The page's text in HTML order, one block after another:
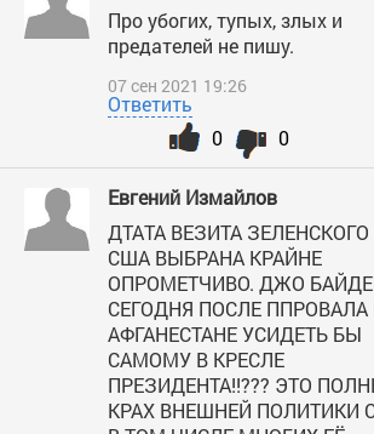
Про убогих, тупых, злых и
предателей не пишу.
07 сен 2021 19:26
Ответить
0
0
Евгений Измайлов
ДТАТА ВЕЗИТА ЗЕЛЕНСКОГО
США ВЫБРАНА КРАЙНЕ
ОПРОМЕТЧИВО. ДЖО
СЕГОДНЯ ПОСЛЕ ППРОВАЛА
АФГАНЕСТАНЕ УСИДЕТЬ БЫ
САМОМУ В КРЕСЛЕ
ПРЕЗИДЕНТА!!??? ЭТО
КРАХ ВНЕШНЕЙ ПОЛИТИКИ